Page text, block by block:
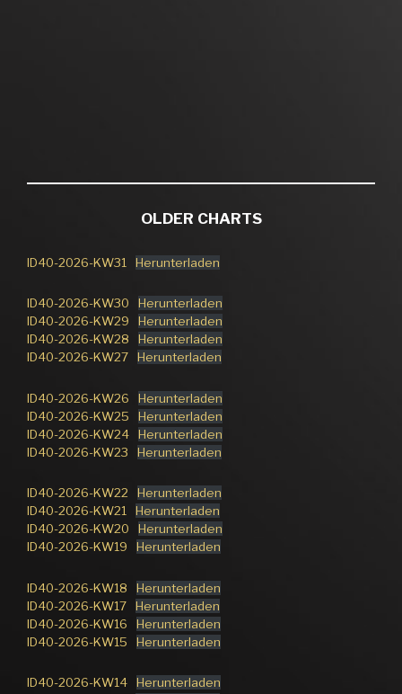
OLDER CHARTS
ID40-2026-KW31 Herunterladen
ID40-2026-KW30
Herunterladen
ID40-2026-KW29
Herunterladen
ID40-2026-KW28
Herunterladen
ID40-2026-KW27
Herunterladen
ID40-2026-KW26
Herunterladen
ID40-2026-KW25
Herunterladen
ID40-2026-KW24
Herunterladen
ID40-2026-KW23
Herunterladen
ID40-2026-KW22
Herunterladen
ID40-2026-KW21
Herunterladen
ID40-2026-KW20
Herunterladen
ID40-2026-KW19
Herunterladen
ID40-2026-KW18
Herunterladen
ID40-2026-KW17
Herunterladen
ID40-2026-KW16
Herunterladen
ID40-2026-KW15
Herunterladen
ID40-2026-KW14
Herunterladen